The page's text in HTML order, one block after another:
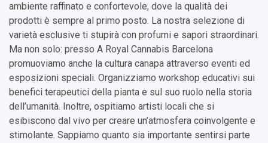
ambiente raffinato e confortevole, dove la qualità dei
prodotti è sempre al primo posto. La nostra selezione di
varietà esclusive ti stupirà con profumi e sapori straordinari.
Ma non solo: presso A Royal Cannabis Barcelona
promuoviamo anche la cultura canapa attraverso eventi ed
esposizioni speciali. Organizziamo workshop educativi sui
benefici terapeutici della pianta e sul suo ruolo nella storia
dell’umanità. Inoltre, ospitiamo artisti locali che si
esibiscono dal vivo per creare un’atmosfera coinvolgente e
stimolante. Sappiamo quanto sia importante sentirsi parte